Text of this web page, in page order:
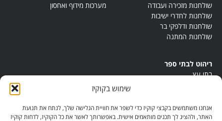
שימוש בקוקיז
אנחנו משתמשים בקבצי קוקיז כדי לשפר את חוויית הגלישה שלך, לנתח את תנועת
האתר, ולהציג לך תכנים מותאמים אישית. באפשרותך לאשר את כל הקוקיז, לדחות קוקיז
שולחנות מזכירה ועבודה
שולחנות לחדרי ישיבות
שולחנות ודלפקי בר
שולחנות המתנה
מערכות מידוף ואחסון
ריהוט לבתי ספר
בתי עץ
ריהוט מונטסורי
ריהוט אנתרופוסופי